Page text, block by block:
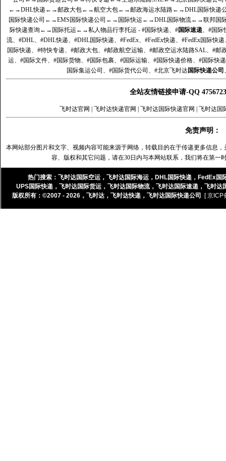
←→DHL快递 ←→邮政大包←→航空大包←→邮政海运水陆路←→DHL国际快递
国际快递公司 ←→EMS国际快递公司 ←→ 国际快运←→DHL国际物流←→联邦国
际快递查询 ←→ 国际托运←→私人物品行李托运 - #国际快递、#国际速递、#国际
流、#DHL、#DHL快递、#DHL国际快递、#FedEx、#FedEx快递、#FedEx国际快
国际快递、#特快专递、#邮政大包、#邮政航空运输、#邮政空运水陆路SAL、#
运、#国际文件、#国际货物、#国际包裹、#国际运输、#国际快递价格、#国际快
国际集运公司、#国际货代公司、#北京飞时达国际快递公司
全站友情链接申请-QQ
飞时达官网 飞时达快递官网 飞时达国际快递官网 飞时达国
免责声明：
本网站部分图片和文字、视频内容可能来源于网络，转载目的在于传递更多信息
容、版权和其它问题，请在30日内与本网站联系，我们将在第一
热门搜索： 飞时达国际空运 ， 飞时达国际海运 ， DHL国际快递 ， FedEx国
UPS国际快递 ， 飞时达国际货运 ， 飞时达国际物流， 飞时达国际速递 ， 飞时达
版权所有：©2007 - 2026， 飞时达， 飞时达快递， 飞时达国际快递公司 [ 京ICP